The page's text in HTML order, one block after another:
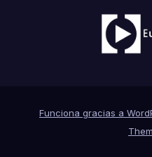
Funciona gracias a